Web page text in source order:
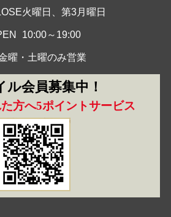
火曜日、第3月曜日
10:00～19:00
曜・土曜のみ営業
ル会員募集中！
方へ5ポイントサービス